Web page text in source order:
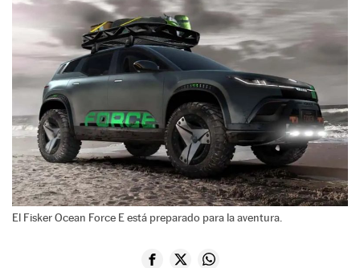
El Fisker Ocean Force E está preparado para la aventura.